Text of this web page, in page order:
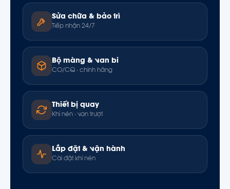
Sửa chữa & bảo trì
Tiếp nhận 24/7
Bộ màng & van bi
CO/CQ · chính hãng
Thiết bị quay
Khí nén · van trượt
Lắp đặt & vận hành
Cài đặt khí nén